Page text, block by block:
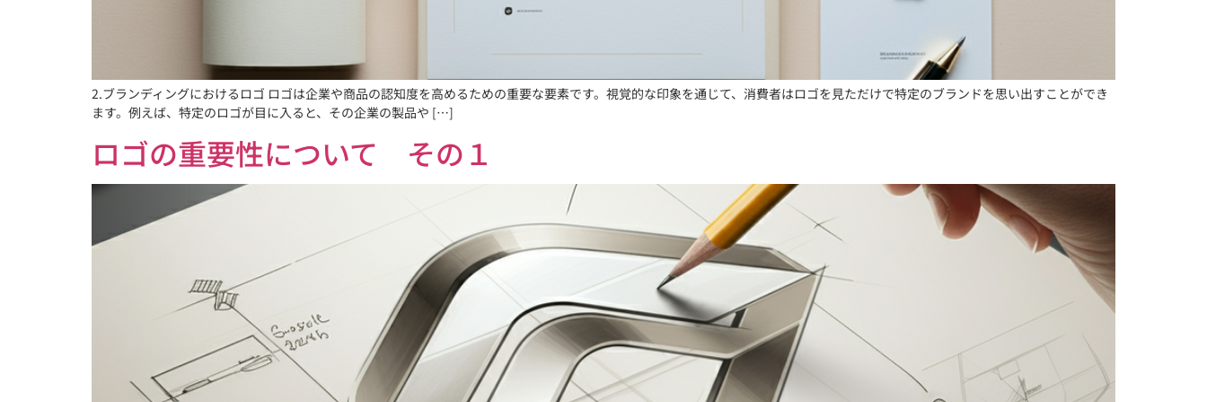
2.ブランディングにおけるロゴ ロゴは企業や商品の認知度を高めるための重要な要素です。視覚的な印象を通じて、消費者はロゴを見ただけで特定のブランドを思い出すことができ
ます。例えば、特定のロゴが目に入ると、その企業の製品や […]
ロゴの重要性について その１